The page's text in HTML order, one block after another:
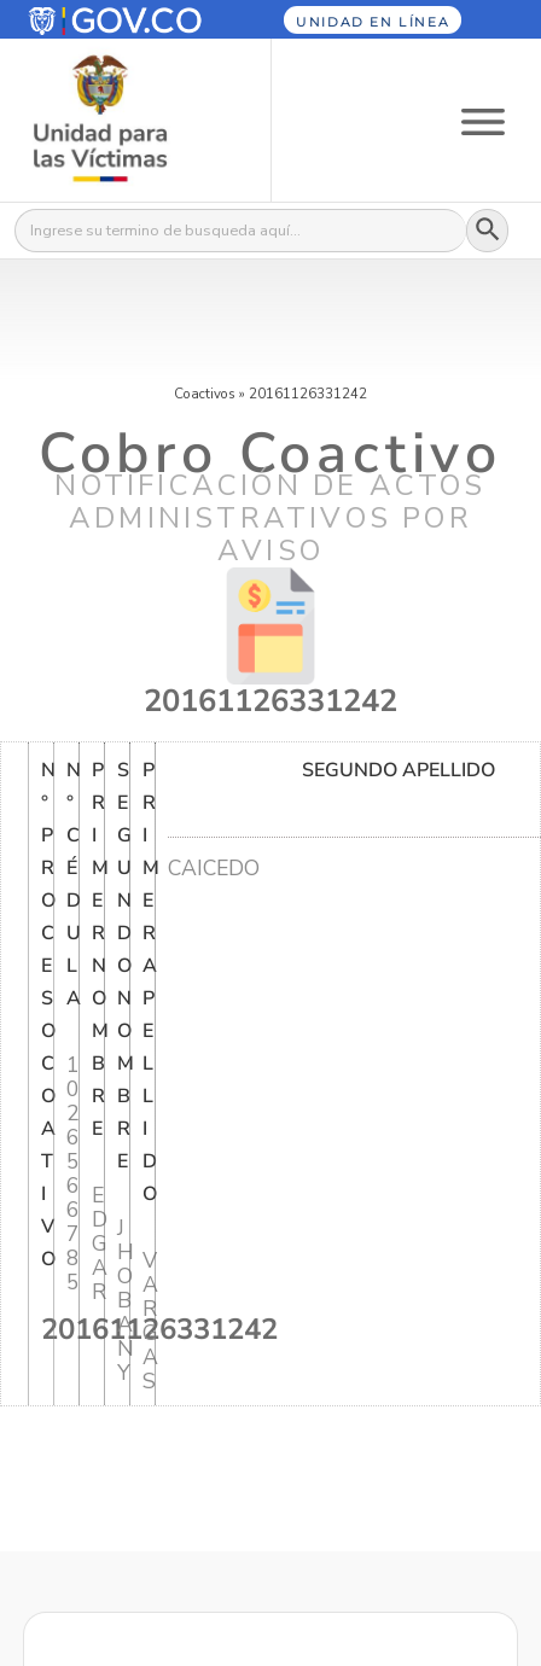
UNIDAD EN LÍNEA
Buscar: Botón
Coactivos » 20161126331242
Cobro Coactivo
NOTIFICACIÓN DE ACTOS
ADMINISTRATIVOS POR
AVISO
20161126331242
N
°
P
R
O
C
E
S
O
C
O
A
T
I
V
O
20161126331242
N
°
C
É
D
U
L
A
1
0
2
6
5
6
6
7
8
5
P
R
I
M
E
R
N
O
M
B
R
E
E
D
G
A
R
S
E
G
U
N
D
O
N
O
M
B
R
E
J
H
O
B
A
N
Y
P
R
I
M
E
R
A
P
E
L
L
I
D
O
V
A
R
G
A
S
SEGUNDO APELLIDO
CAICEDO